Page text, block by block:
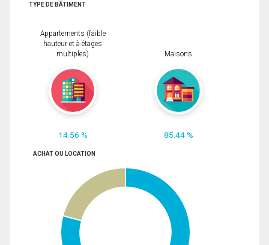
TYPE DE BÂTIMENT
Appartements (faible
hauteur et à étages
multiples)
14.56 %
Maisons
85.44 %
ACHAT OU LOCATION